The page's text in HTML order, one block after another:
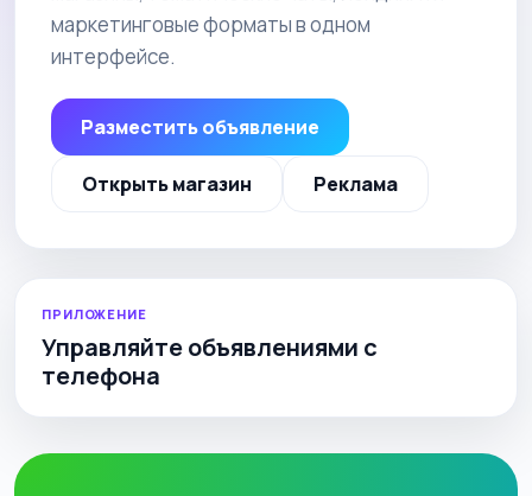
маркетинговые форматы в одном
интерфейсе.
Разместить объявление
Открыть магазин Реклама
ПРИЛОЖЕНИЕ
Управляйте объявлениями с
телефона